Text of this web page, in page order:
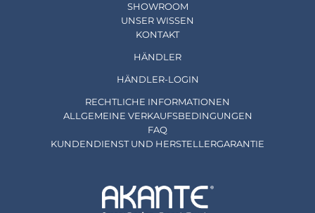
SHOWROOM
UNSER WISSEN
KONTAKT
HÄNDLER
HÄNDLER-LOGIN
RECHTLICHE INFORMATIONEN
ALLGEMEINE VERKAUFSBEDINGUNGEN
FAQ
KUNDENDIENST UND HERSTELLERGARANTIE